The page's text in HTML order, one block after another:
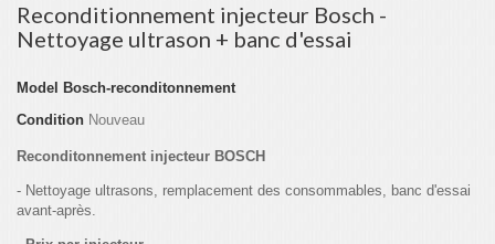
Reconditionnement injecteur Bosch -
Nettoyage ultrason + banc d'essai
Model
Bosch-reconditonnement
Condition Nouveau
Reconditonnement injecteur BOSCH
- Nettoyage ultrasons, remplacement des consommables, banc d'essai
avant-après.